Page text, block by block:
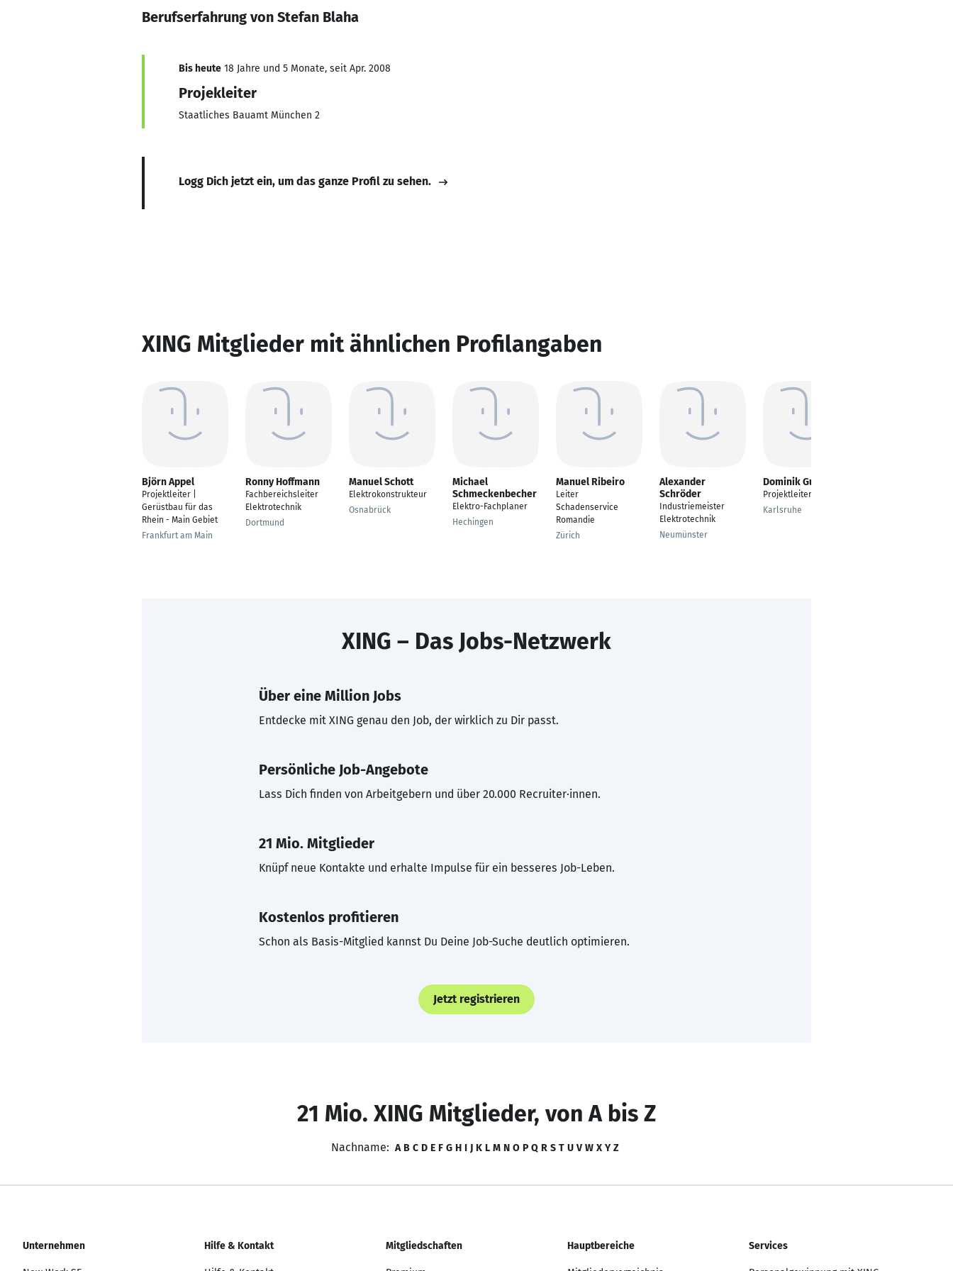
Berufserfahrung von Stefan Blaha
Bis heute 18 Jahre und 5 Monate, seit Apr. 2008
Projekleiter
Staatliches Bauamt München 2
Logg Dich jetzt ein, um das ganze Profil zu sehen.
XING Mitglieder mit ähnlichen Profilangaben
Björn Appel
Projektleiter |
Gerüstbau für das
Rhein - Main Gebiet
Frankfurt am Main
Ronny Hoffmann
Fachbereichsleiter
Elektrotechnik
Dortmund
Manuel Schott
Elektrokonstrukteur
Osnabrück
Michael
Schmeckenbecher
Elektro-Fachplaner
Hechingen
Manuel Ribeiro
Leiter
Schadenservice
Romandie
Zürich
Alexander
Schröder
Industriemeister
Elektrotechnik
Neumünster
Dominik Gumpl
Projektleiter
Karlsruhe
XING – Das Jobs-Netzwerk
Über eine Million Jobs
Entdecke mit XING genau den Job, der wirklich zu Dir passt.
Persönliche Job-Angebote
Lass Dich finden von Arbeitgebern und über 20.000 Recruiter·innen.
21 Mio. Mitglieder
Knüpf neue Kontakte und erhalte Impulse für ein besseres Job-Leben.
Kostenlos profitieren
Schon als Basis-Mitglied kannst Du Deine Job-Suche deutlich optimieren.
Jetzt registrieren
21 Mio. XING Mitglieder, von A bis Z
Nachname: A B C D E F G H I J K L M N O P Q R S T U V W X Y Z
Unternehmen Hilfe & Kontakt Mitgliedschaften Hauptbereiche Services